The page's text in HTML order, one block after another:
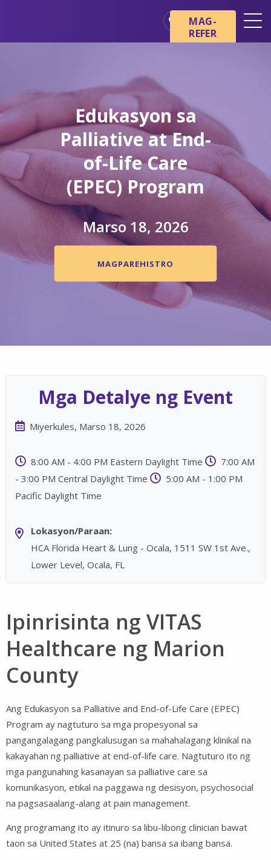
Mga Pangunahing Kaalaman
tungkol sa Hospice
Ang aming mga Serbisyo
Healthcare Professionals
Pamilya at Mga Tagapag-
alaga
MAG-
REFER
Edukasyon sa
Palliative at End-
of-Life Care
(EPEC) Program
Marso 18, 2026
MAGPAREHISTRO
Ipinrisinta ng VITAS
Healthcare ng Marion
County
Ang Edukasyon sa Palliative and End-of-Life Care (EPEC)
Program ay nagtuturo sa mga propesyonal sa
pangangalagang pangkalusugan sa mahahalagang klinikal na
kakayahan ng palliative at end-of-life care. Nagtuturo ito ng
mga pangunahing kasanayan sa palliative care​​​​​​​ sa
komunikasyon, etikal na paggawa ng desisyon, psychosocial
na pagsasaalang-alang at pain management​​​​​​​.
Ang programang ito ay itinuro sa libu-libong clinician bawat
taon sa United States at 25 (na) bansa sa ibang bansa.
Mga Detalye ng Event
Miyerkules, Marso 18, 2026
8:00 AM - 4:00 PM Eastern Daylight Time
7:00 AM
- 3:00 PM Central Daylight Time
5:00 AM - 1:00 PM
Pacific Daylight Time
Lokasyon/Paraan:
HCA Florida Heart & Lung - Ocala, 1511 SW 1st Ave.,
Lower Level, Ocala, FL